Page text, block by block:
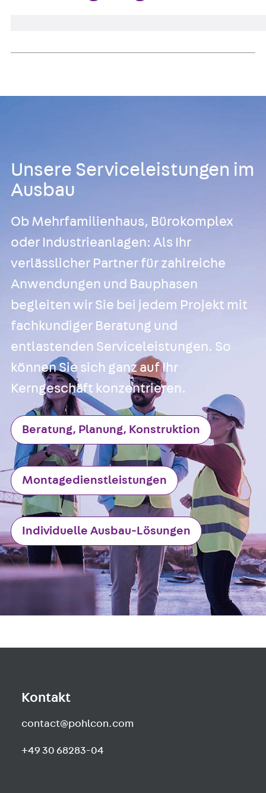
Unsere Serviceleistungen im
Ausbau
Ob Mehrfamilienhaus, Bürokomplex
oder Industrieanlagen: Als Ihr
verlässlicher Partner für zahlreiche
Anwendungen und Bauphasen
begleiten wir Sie bei jedem Projekt mit
fachkundiger Beratung und
entlastenden Serviceleistungen. So
können Sie sich ganz auf Ihr
Kerngeschäft konzentrieren.
Beratung, Planung, Konstruktion
Montagedienstleistungen
Individuelle Ausbau-Lösungen
Kontakt
contact@pohlcon.com
+49 30 68283-04